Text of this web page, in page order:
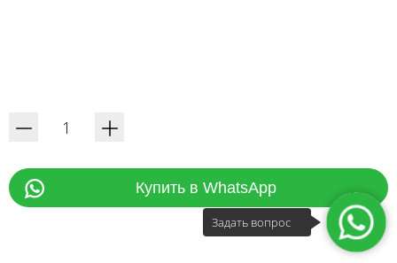
Купить в WhatsApp
Задать вопрос